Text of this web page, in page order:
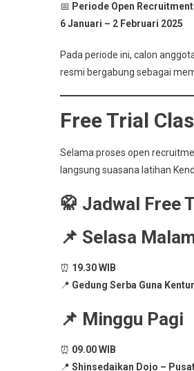
📅 Periode Open
6 Januari – 2 Februari 2025
Pada periode ini, calon
resmi bergabung sebagai
Free Trial
Selama proses open
langsung suasana latihan
🥋 Jadwal Free
📌 Selasa
⏰ 19.30 WIB
📍 Gedung Serba Guna
📌 Minggu Pagi
⏰ 09.00 WIB
📍 Shinsedaikan Dojo –